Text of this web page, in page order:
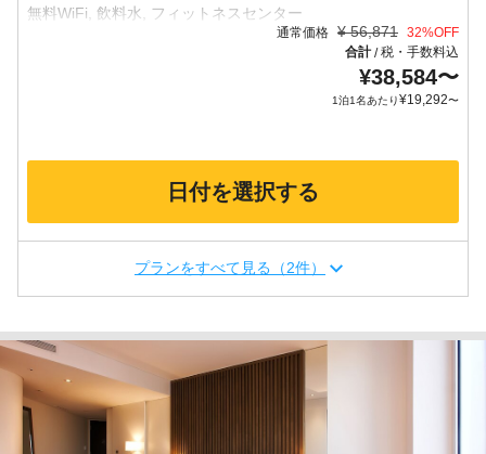
通常価格 ¥ 56,871 32%OFF
合計/税・手数料込
¥38,584〜
1泊1名あたり¥19,292〜
日付を選択する
プランをすべて見る（2件）